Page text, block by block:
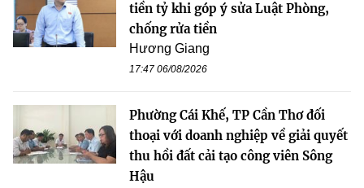
tiền tỷ khi góp ý sửa Luật Phòng,
chống rửa tiền
Hương Giang
17:47 06/08/2026
Phường Cái Khế, TP Cần Thơ đối
thoại với doanh nghiệp về giải quyết
thu hồi đất cải tạo công viên Sông
Hậu